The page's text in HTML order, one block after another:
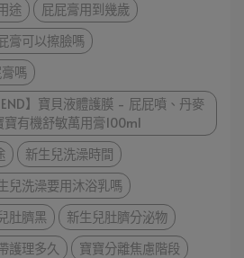
途
屁屁膏用到幾歲
膏可以擦臉嗎
嗎
】寶貝液體護膜 - 屁屁噴、丹麥
有機舒敏萬用膏100ml
新生兒洗澡時間
兒洗澡要用沐浴乳嗎
肚臍黑
新生兒肚臍分泌物
護理多久
寶寶分離焦慮階段